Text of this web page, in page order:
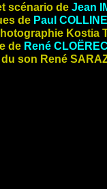
scénario de Jean
de Paul COLLINE
Kostia
de René
son René